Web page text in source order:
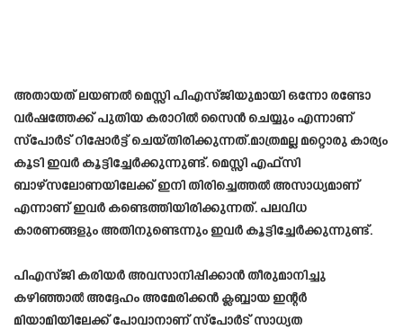
അതായത് ലയണൽ മെസ്സി പിഎസ്ജിയുമായി ഒന്നോ രണ്ടോ
വർഷത്തേക്ക് പുതിയ കരാറിൽ സൈൻ ചെയ്യും എന്നാണ്
സ്പോർട് റിപ്പോർട്ട് ചെയ്തിരിക്കുന്നത്.മാത്രമല്ല മറ്റൊരു കാര്യം
കൂടി ഇവർ കൂട്ടിച്ചേർക്കുന്നുണ്ട്. മെസ്സി എഫ്സി
ബാഴ്സലോണയിലേക്ക് ഇനി തിരിച്ചെത്തൽ അസാധ്യമാണ്
എന്നാണ് ഇവർ കണ്ടെത്തിയിരിക്കുന്നത്. പലവിധ
കാരണങ്ങളും അതിനുണ്ടെന്നും ഇവർ കൂട്ടിച്ചേർക്കുന്നുണ്ട്.
പിഎസ്ജി കരിയർ അവസാനിപ്പിക്കാൻ തീരുമാനിച്ചു
കഴിഞ്ഞാൽ അദ്ദേഹം അമേരിക്കൻ ക്ലബ്ബായ ഇന്റർ
മിയാമിയിലേക്ക് പോവാനാണ് സ്പോർട് സാധ്യത